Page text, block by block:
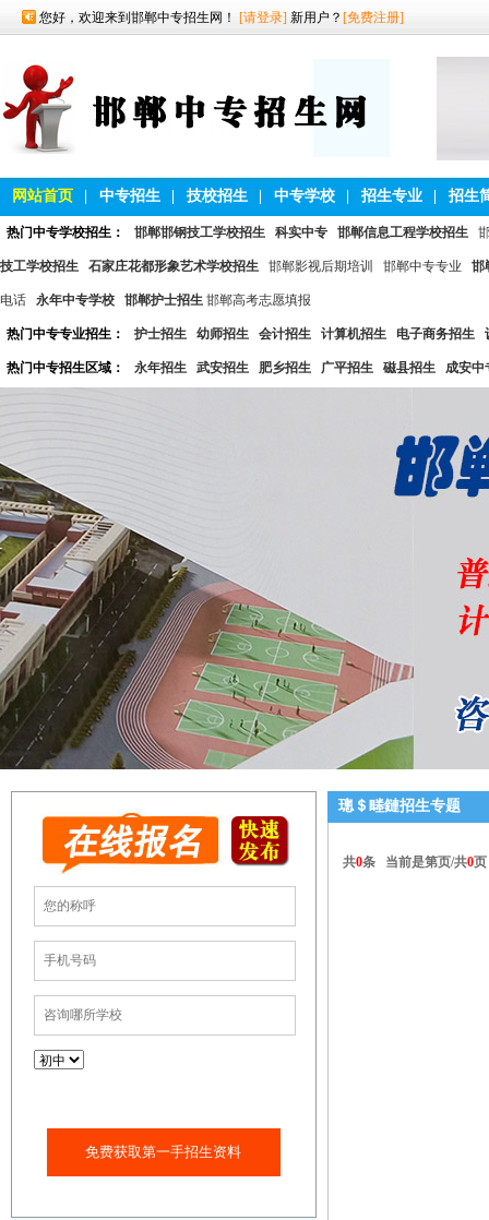
您好，欢迎来到邯郸中专招生网！ [请登录] 新用户？ [免费注册]
网站首页 中专招生 技校招生 中专学校 招生专业 招生
热门中专学校招生： 邯郸邯钢技工学校招生 科实中专 邯郸信息工程学校招生
技工学校招生 石家庄花都形象艺术学校招生 邯郸影视后期培训 邯郸中专专业 邯
电话 永年中专学校 邯郸护士招生 邯郸高考志愿填报
热门中专专业招生： 护士招生 幼师招生 会计招生 计算机招生 电子商务招生
热门中专招生区域： 永年招生 武安招生 肥乡招生 广平招生 磁县招生 成安中
免费获取第一手招生资料
璁＄畻鏈招生专题
共0条 当前是第页/共0页